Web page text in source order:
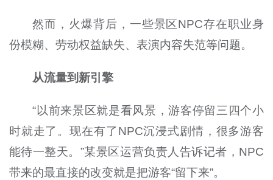
然而，火爆背后，一些景区NPC存在职业身
份模糊、劳动权益缺失、表演内容失范等问题。
从流量到新引擎
“以前来景区就是看风景，游客停留三四个小
时就走了。现在有了NPC沉浸式剧情，很多游客
能待一整天。”某景区运营负责人告诉记者，NPC
带来的最直接的改变就是把游客“留下来”。